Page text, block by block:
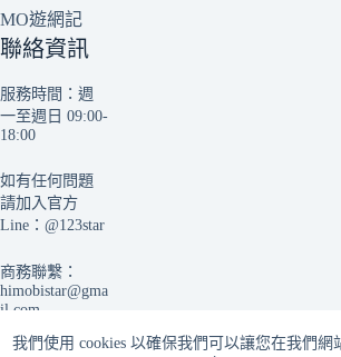
我們使用 cookies 以確保我們可以讓您在我們網
MO遊網記
聯絡資訊
服務時間：週
一至週日 09:00-
18:00
如有任何問題
請加入官方
Line： @123star
商務聯繫：
himobistar@gma
il.com